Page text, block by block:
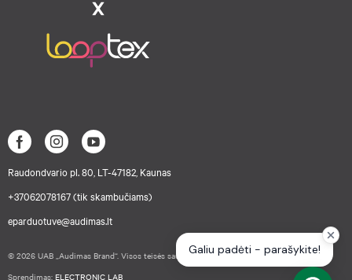
Raudondvario pl. 80, LT-47182, Kaunas
+37062078167 (tik skambučiams)
eparduotuve@audimas.lt
© 2026 UAB „Audimas Brand“. Visos teisės saugomos.
Sprendimas: ELECTRONIC LAB